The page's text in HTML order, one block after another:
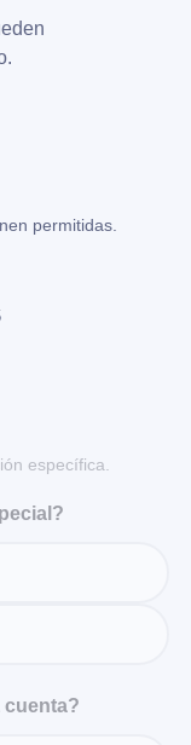
permitidas.
específica.
cuenta?